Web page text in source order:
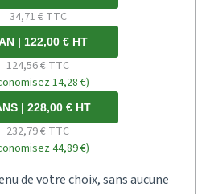
34,71 € TTC
| 122,00 € HT
124,56 € TTC
14,28 €)
| 228,00 € HT
232,79 € TTC
44,89 €)
de votre choix, sans aucune